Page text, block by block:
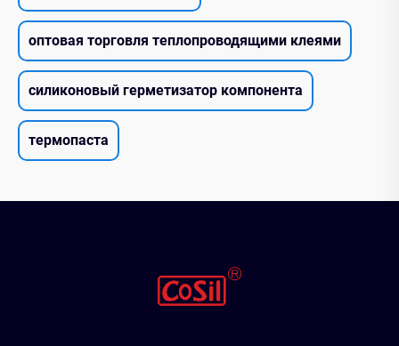
оптовая торговля теплопроводящими клеями
силиконовый герметизатор компонента
термопаста